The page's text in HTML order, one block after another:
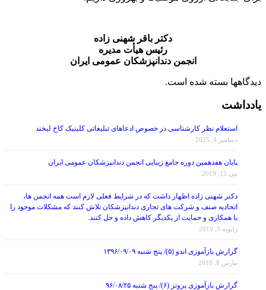
دکتر باقر شهنی زاده
رئیس هیأت مدیره
انجمن دندانپزشکان عمومی ایران
دیدگاهها بسته شده است.
یادداشت
استعلام نظر کارشناسی در خصوص ادعاهای تبلیغاتی کلینیک کاخ لبخند
دسامبر 4, 2025
پایان هفدهمین دوره جامع زیبایی انجمن دندانپزشکان عمومی ایران
می 15, 2019
دکتر شهنی زاده اظهار داشت که در شرایط فعلی لازم است همه انجمن ها،
اتحادیه صنف و شرکت های تجاری دندانپزشکان تلاش کنند که مشکلات موجود را
با همکاری و حمایت از یکدیگر کاهش داده و حل کنند.
ژانویه 3, 2019
گزارش بازآموزی اندو (۵)/ پنج شنبه ۱۳۹۶/۰۹/۰۹
مارس 8, 2018
گزارش بازآموزی پروتز (۶)/ پنج شنبه ۹۶/۰۸/۲۵